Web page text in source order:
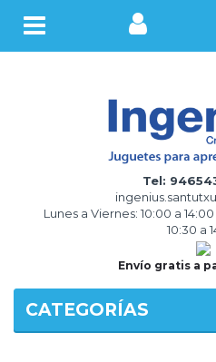
Tel:
Lunes a Viernes: 10:00 a
10:30 a
Menú
Envío gratis a
CATEGORÍAS